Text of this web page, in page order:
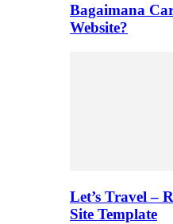
Bagaimana
Website?
Let’s Travel –
Site Template